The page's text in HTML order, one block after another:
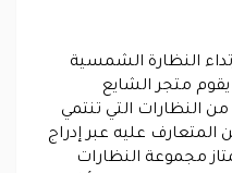
النظارة الشمسية
يقوم متجر الشايع
النظارات التي تنتمي
عليه عبر إدراج
مجموعة النظارات